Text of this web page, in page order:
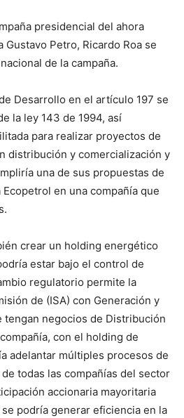
presidencial del ahora
Petro, Ricardo Roa se
de la campaña.
Desarrollo en el artículo 197 se
la ley 143 de 1994, así
para realizar proyectos de
distribución y comercialización y
una de sus propuestas de
en una compañía que
crear un holding energético
estar bajo el control de
regulatorio permite la
de (ISA) con Generación y
tengan negocios de Distribución
con el holding de
adelantar múltiples procesos de
todas las compañías del sector
accionaria mayoritaria
podría generar eficiencia en la